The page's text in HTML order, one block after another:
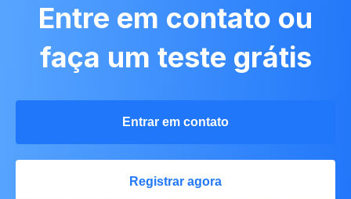
Entre em contato ou
faça um teste grátis
Entrar em contato
Registrar agora